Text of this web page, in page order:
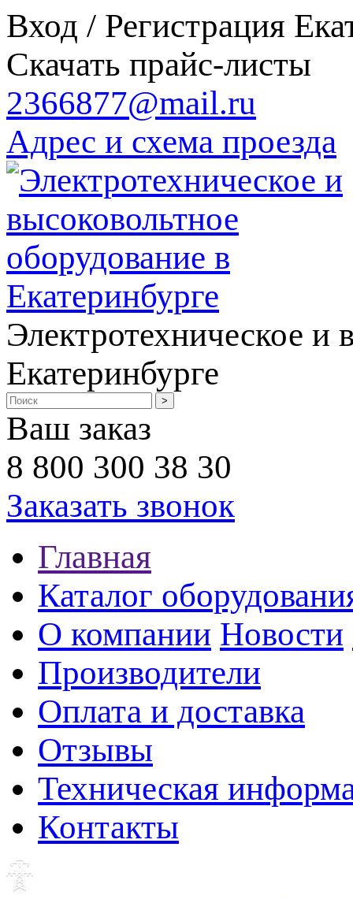
Вход / Регистрация
Скачать прайс-листы
2366877@mail.ru
Адрес и схема проезда
Электротехническое и
Екатеринбурге
Ваш заказ
8 800 300 38 30
Заказать звонок
Главная
Каталог
О компании Новости
Производители
Оплата и доставка
Отзывы
Техническая
Контакты